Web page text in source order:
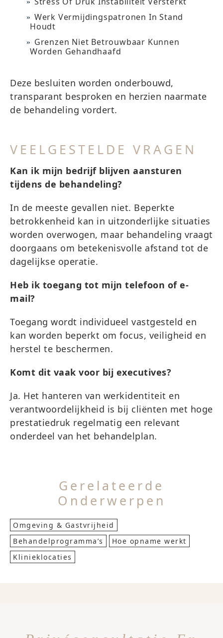
Werk Vermijdingspatronen In Stand
Houdt
Grenzen Niet Betrouwbaar Kunnen
Worden Gehandhaafd
Deze besluiten worden onderbouwd,
transparant besproken en herzien naarmate
de behandeling vordert.
VEELGESTELDE VRAGEN
Kan ik mijn bedrijf blijven aansturen
tijdens de behandeling?
In de meeste gevallen niet. Beperkte
betrokkenheid kan in uitzonderlijke situaties
worden overwogen, maar behandeling vraagt
doorgaans om betekenisvolle afstand tot de
dagelijkse operatie.
Heb ik toegang tot mijn telefoon of e-
mail?
Toegang wordt individueel vastgesteld en
kan worden beperkt om focus, veiligheid en
herstel te beschermen.
Komt dit vaak voor bij executives?
Ja. Het hanteren van werkidentiteit en
verantwoordelijkheid is bij cliënten met hoge
prestatiedruk regelmatig een relevant
onderdeel van het behandelplan.
Gerelateerde
Onderwerpen
Omgeving & Gastvrijheid
Behandelprogramma’s
Hoe opname werkt
Klinieklocaties